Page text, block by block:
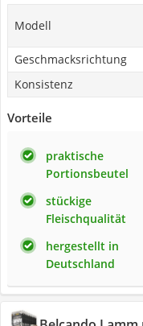
Modell
Geschmacksrichtung
Konsistenz
Vorteile
praktische
Portionsbeutel
stückige
Fleischqualität
hergestellt in
Deutschland